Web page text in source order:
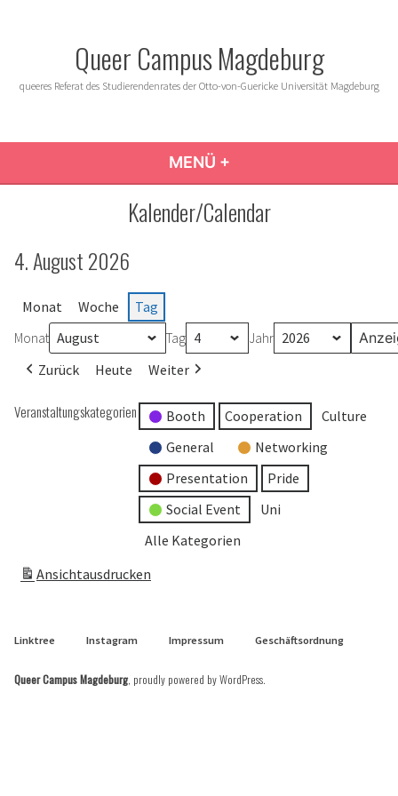
Queer Campus Magdeburg
queeres Referat des Studierendenrates der Otto-von-Guericke Universität Magdeburg
MENÜ +
Kalender/Calendar
4. August 2026
Monat Woche Tag
Monat Tag Jahr
Zurück Heute Weiter
Veranstaltungskategorien Booth Cooperation
Culture
General
Networking
Presentation
Pride
Social Event
Uni
Alle Kategorien
Ansichtausdrucken
Linktree Instagram Impressum Geschäftsordnung
Queer Campus Magdeburg, proudly powered by WordPress.